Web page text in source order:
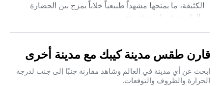
الكثيفة، ما يمنحها مشهداً طبيعياً خلاباً يمزج بين الحضارة
والطبيعة في لوحة فريدة.
تندرج كيبيك ضمن تصنيف كوبن للمناخ القاري الرطب دافئ
الصيف (Dfb)، ما يعني فصلاً صيفياً قصيراً دافئاً ورطباً، وشتاءً
طويلاً قارساً تغمره الثلوج الكثيفة. تتراوح درجات الحرارة صيفاً
بين 20 و30 مئوية مع رطوبة ملحوظة، بينما تنخفض شتاءً إلى
ما دون -20 مئوية مع تساقط كثيف للثلوج. الأمطار موزعة
قارن طقس مدينة كيبك مع مدينة أخرى
ابحث عن أي مدينة في العالم وشاهد مقارنة جنبًا إلى جنب لدرجة
الحرارة والظروف والتوقعات.